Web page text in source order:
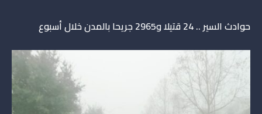
حوادث السير .. 24 قتيلا و2965 جريحا بالمدن ‏خلال أسبوع